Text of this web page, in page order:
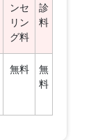
ンセ
リン
グ料
診
料
無料
無
料